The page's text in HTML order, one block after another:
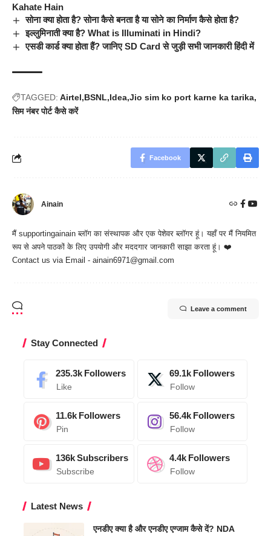
Kahate Hain
सोना क्या होता है? सोना कैसे बनता है या सोने का निर्माण कैसे होता है?
इल्लुमिनाती क्या है? What is Illuminati in Hindi?
एसडी कार्ड क्या होता हैं? जानिए SD Card से जुड़ी सभी जानकारी हिंदी में
TAGGED: Airtel BSNL Idea Jio sim ko port karne ka tarika
सिम नंबर पोर्ट कैसे करें
Facebook
Ainain
मैं supportingainain ब्लॉग का संस्थापक और एक पेशेवर ब्लॉगर हूं। यहाँ पर मैं नियमित
रूप से अपने पाठकों के लिए उपयोगी और मददगार जानकारी साझा करता हूं। ❤️
Contact us via Email - ainain6971@gmail.com
Leave a comment
Stay Connected
235.3k Followers
Like
69.1k Followers
Follow
11.6k Followers
Pin
56.4k Followers
Follow
136kSubscribers
Subscribe
4.4k Followers
Follow
Latest News
एनडीए क्या है और एनडीए एग्जाम कैसे दें? NDA